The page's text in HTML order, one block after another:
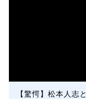
【驚愕】松本人志